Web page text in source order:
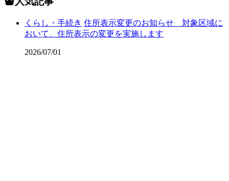
くらし・手続き 住所表示変更のお知らせ 対象区域に
おいて、住所表示の変更を実施します
2026/07/01